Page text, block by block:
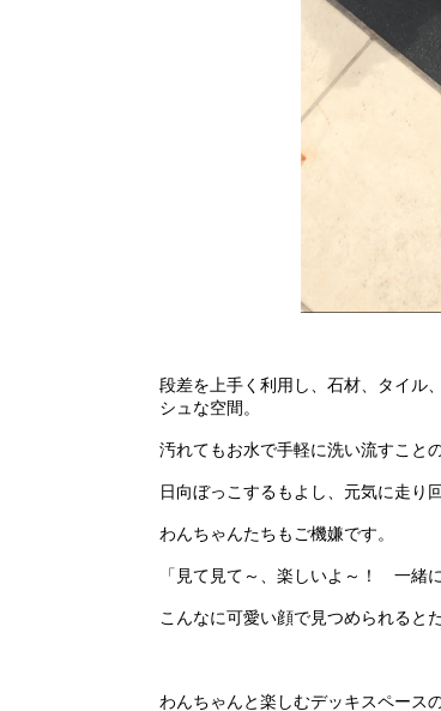
段差を上手く利用し、石材、タイル
シュな空間。
汚れてもお水で手軽に洗い流すこと
日向ぼっこするもよし、元気に走り
わんちゃんたちもご機嫌です。
「見て見て～、楽しいよ～！ 一緒
こんなに可愛い顔で見つめられると
わんちゃんと楽しむデッキスペース